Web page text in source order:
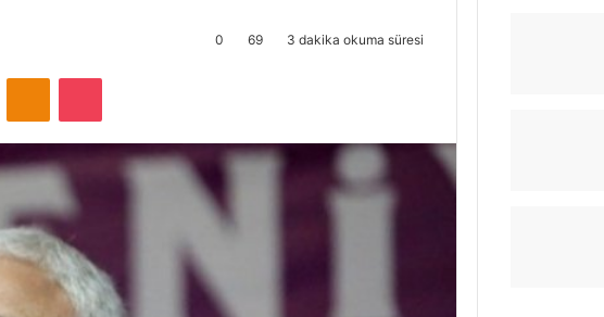
0 69 3 dakika okuma süresi